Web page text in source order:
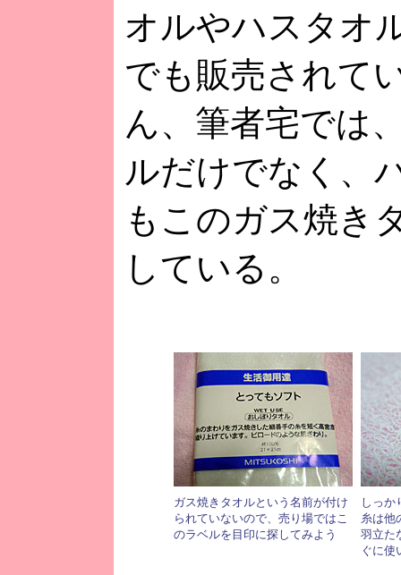
オルやハスタオ
でも販売されて
ん、筆者宅では
ルだけでなく、
もこのガス焼き
している。
ガス焼きタオルという名前が付け
られていないので、売り場ではこ
のラベルを目印に探してみよう
しっか
糸は他
羽立た
ぐに使